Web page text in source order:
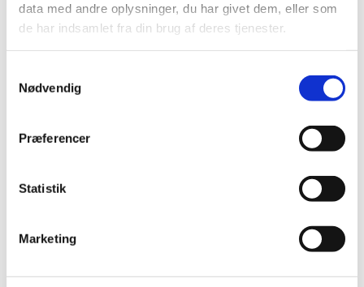
data med andre oplysninger, du har givet dem, eller som
de har indsamlet fra din brug af deres tjenester.
Nødvendig
Præferencer
Statistik
Marketing